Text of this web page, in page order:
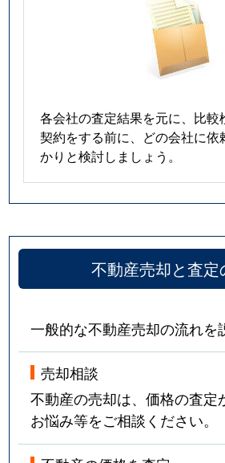
各会社の査定結果を元に、比較
契約をする前に、どの会社に依
かりと検討しましょう。
不動産売却と査定
一般的な不動産売却の流れを
売却相談
不動産の売却は、価格の査定
お悩み等をご相談ください。